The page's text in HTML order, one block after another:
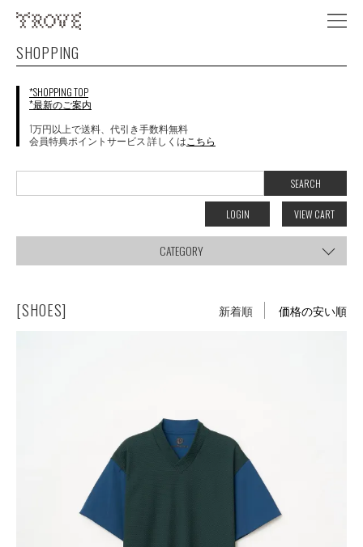
SHOPPING
*SHOPPING TOP
*最新のご案内
1万円以上で送料、代引き手数料無料
会員特典ポイントサービス 詳しくは こちら
LOGIN VIEW CART
CATEGORY
[SHOES] 新着順 価格の安い順